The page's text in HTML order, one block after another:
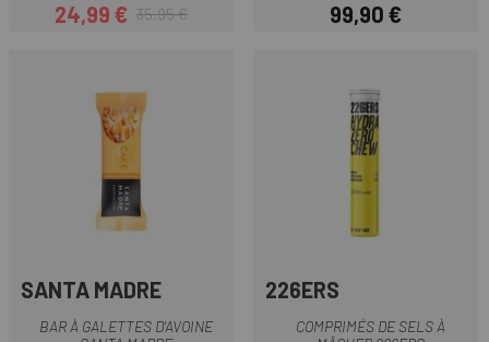
Prix
24,99 €Prix habituel
35,95 €
Prix
99,90 €
SANTA MADRE
BAR À GALETTES D'AVOINE
226ERS
COMPRIMÉS DE SELS À